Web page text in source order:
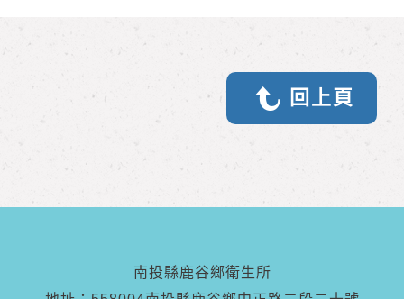
回上頁
南投縣鹿谷鄉衛生所